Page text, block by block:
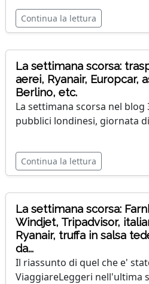
Continua la lettura
La settimana scorsa:
aerei, Ryanair, Europcar,
Berlino, etc.
La settimana scorsa nel blog
pubblici londinesi, giornata
Continua la lettura
La settimana scorsa:
Windjet, Tripadvisor,
Ryanair, truffa in salsa
da...
Il riassunto di quel che e'
ViaggiareLeggeri nell'ultima